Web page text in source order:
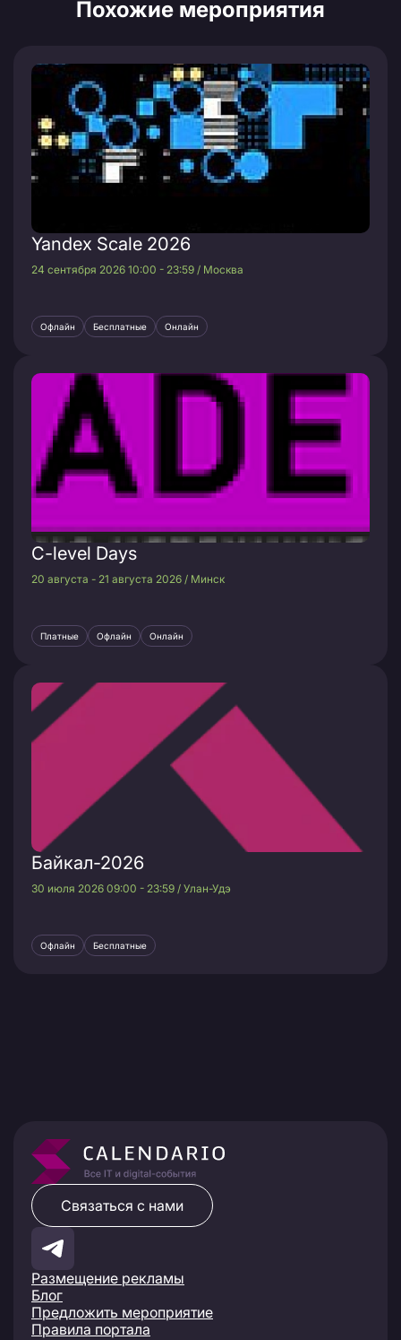
Похожие мероприятия
Yandex Scale 2026
24 сентября 2026 10:00 - 23:59 / Москва
Офлайн Бесплатные Онлайн
C-level Days
20 августа - 21 августа 2026 / Минск
Платные Офлайн Онлайн
Байкал-2026
30 июля 2026 09:00 - 23:59 / Улан-Удэ
Офлайн Бесплатные
Размещение рекламы
Блог
Предложить мероприятие
Правила портала
Связаться с нами